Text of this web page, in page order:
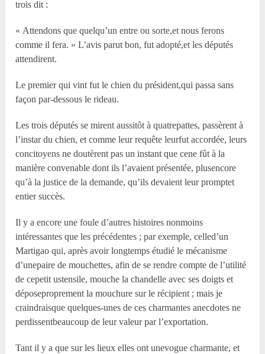
trois dit :
« Attendons que quelqu’un entre ou sorte,et nous ferons
comme il fera. » L’avis parut bon, fut adopté,et les députés
attendirent.
Le premier qui vint fut le chien du président,qui passa sans
façon par-dessous le rideau.
Les trois députés se mirent aussitôt à quatrepattes, passèrent à
l’instar du chien, et comme leur requête leurfut accordée, leurs
concitoyens ne doutèrent pas un instant que cene fût à la
manière convenable dont ils l’avaient présentée, plusencore
qu’à la justice de la demande, qu’ils devaient leur promptet
entier succès.
Il y a encore une foule d’autres histoires nonmoins
intéressantes que les précédentes ; par exemple, celled’un
Martigao qui, après avoir longtemps étudié le mécanisme
d’unepaire de mouchettes, afin de se rendre compte de l’utilité
de cepetit ustensile, mouche la chandelle avec ses doigts et
déposeproprement la mouchure sur le récipient ; mais je
craindraisque quelques-unes de ces charmantes anecdotes ne
perdissentbeaucoup de leur valeur par l’exportation.
Tant il y a que sur les lieux elles ont unevogue charmante, et